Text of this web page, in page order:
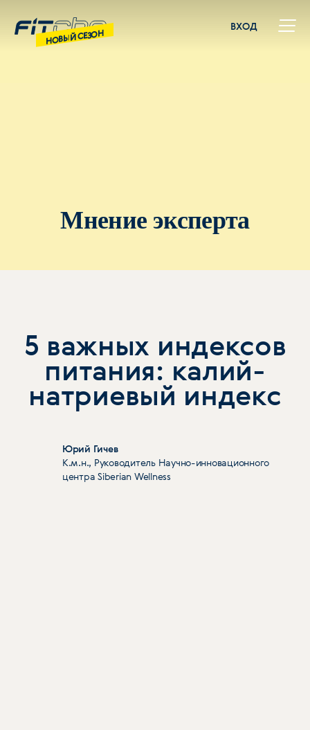
НОВЫЙ СЕЗОН
ВХОД
Мнение эксперта
5 важных индексов
питания: калий-
натриевый индекс
Юрий Гичев
К.м.н., Руководитель Научно-инновационного
центра Siberian Wellness